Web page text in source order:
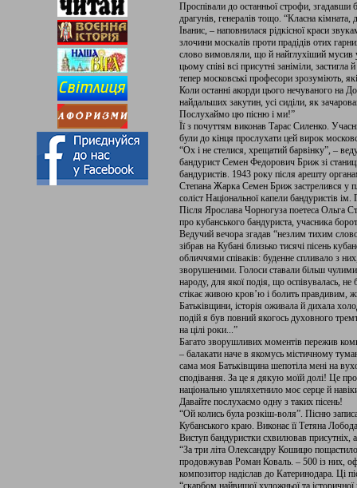
Проспівали до останньої строфи, згадавши
драгунів, генералів тощо. “Класна
Іванис, – наповнилася рідкісної краси
злочини москалів проти прадідів отих
слово вимовляли, що й найглухіший мусив
цьому співі всі присутні заніміли,
тепер московські професори зрозуміють,
Коли останні акорди цього нечуваного на
найдальших закутин, усі сиділи, як
Послухаймо цю пісню і ми!”
Її з почуттям виконав Тарас Силенко.
були до кінця прослухати цей вирок
“Ох і не стелися, хрещатий барвінку”, –
бандурист Семен Федорович Бриж зі
бандуристів. 1943 року після арешту
Степана Жарка Семен Бриж застрелився у
соліст Національної капели бандуристів
Після Ярослава Чорногуза поетеса Ольга
про кубанського бандуриста, учасника
Ведучий вечора згадав “незлим тихим
зібрав на Кубані близько тисячі пісень
обличчями співаків: буденне спливало з
зворушеними. Голоси ставали більш
народу, для якої подія, що оспівувалась, не
стікає живою кров’ю і болить правдивим,
Батьківщини, історія оживала й дихала
подій я був повний якогось духовного
на цілі роки...”
Багато зворушливих моментів пережив
– балакати наче в якомусь містичному
сама моя Батьківщина шепотіла мені на
сподівання. За це я дякую моїй долі! Це
національно ушляхетнило моє серце й
Давайте послухаємо одну з таких пісень!
“Ой колись була розкіш-воля”. Пісню
Кубанського краю. Виконає її Тетяна
Виступ бандуристки схвилював присутніх,
“За три літа Олександру Кошицю пощастило
продовжував Роман Коваль. – 500 із них,
композитор надіслав до Катеринодара. Ці
“скарбом найвищої художньої та